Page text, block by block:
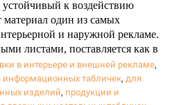
устойчивый к воздействию
один из самых
и наружной рекламе.
листами, поставляется как в
исполнении.
1,5 мм
в интерьере и внешней рекламе,
информационных табличек, для
изделий, продукции и